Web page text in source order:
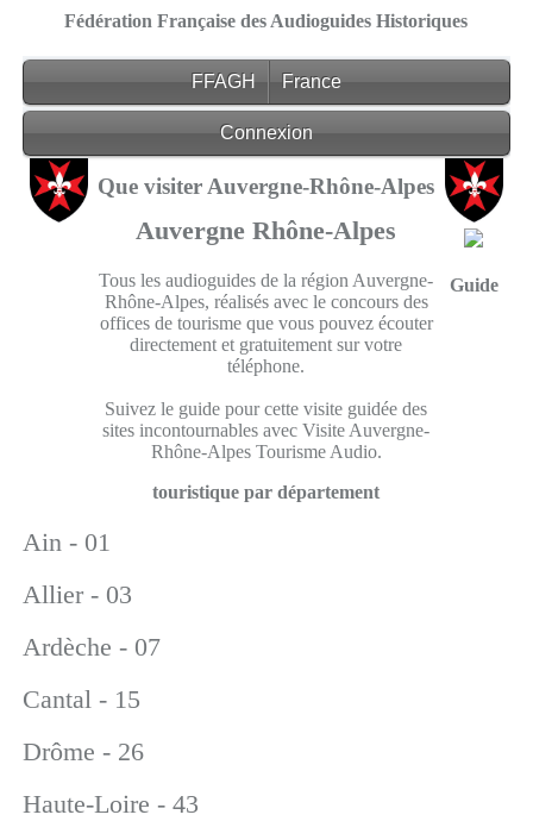
Fédération Française des Audioguides Historiques
FFAGH France
Connexion
Que visiter Auvergne-Rhône-Alpes
AuvergneRhône-Alpes
Tous les audioguides de la région Auvergne-
Rhône-Alpes, réalisés avec le concours des
offices de tourisme que vous pouvez écouter
directement et gratuitement sur votre
téléphone.
Suivez le guide pour cette visite guidée des
sites incontournables avec Visite Auvergne-
Rhône-Alpes Tourisme Audio.
Guide
touristique par département
Ain - 01
Allier - 03
Ardèche - 07
Cantal - 15
Drôme - 26
Haute-Loire - 43